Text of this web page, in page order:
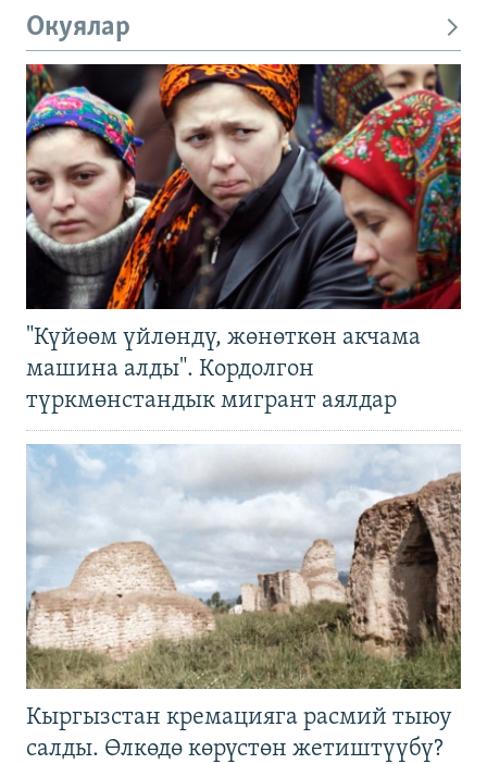
Окуялар
"Күйөөм үйлөндү, жөнөткөн акчама
машина алды". Кордолгон
түркмөнстандык мигрант аялдар
Кыргызстан кремацияга расмий тыюу
салды. Өлкөдө көрүстөн жетиштүүбү?